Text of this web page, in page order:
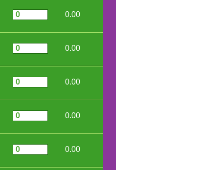
0.00
0.00
0.00
0.00
0.00